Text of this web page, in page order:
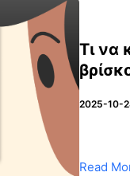
Τι να
2025-10-
Read